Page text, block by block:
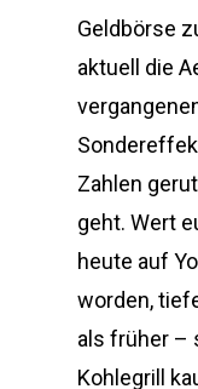
Geldbörse
aktuell die
Zahlen
geht. Wert
heute auf
worden,
als früher –
Kohlegrill